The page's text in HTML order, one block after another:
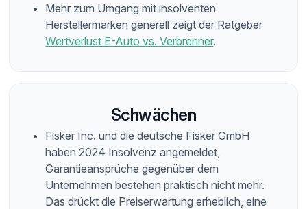
Mehr zum Umgang mit insolventen
Herstellermarken generell zeigt der Ratgeber
Wertverlust E-Auto vs. Verbrenner.
Schwächen
Fisker Inc. und die deutsche Fisker GmbH
haben 2024 Insolvenz angemeldet,
Garantieansprüche gegenüber dem
Unternehmen bestehen praktisch nicht mehr.
Das drückt die Preiserwartung erheblich, eine